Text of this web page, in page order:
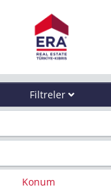
Filtreler
Konum